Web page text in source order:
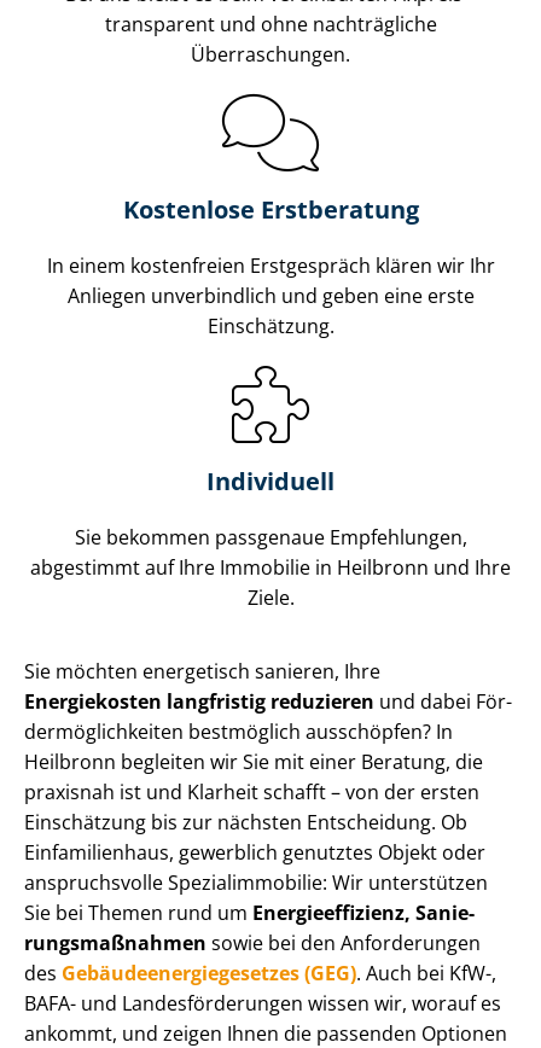
transparent und ohne nachträgliche
Überraschungen.
Kostenlose Erstberatung
In einem kostenfreien Erstgespräch klären wir Ihr
Anliegen unverbindlich und geben eine erste
Einschätzung.
Individuell
Sie bekommen passgenaue Empfehlungen,
abgestimmt auf Ihre Immobilie in Heilbronn und Ihre
Ziele.
Sie möchten energetisch sanieren, Ihre
Energiekosten langfristig reduzieren und dabei För­
der­mög­lich­kei­ten bestmöglich ausschöpfen? In
Heilbronn begleiten wir Sie mit einer Beratung, die
praxisnah ist und Klarheit schafft – von der ersten
Einschätzung bis zur nächsten Entscheidung. Ob
Einfamilienhaus, gewerblich genutztes Objekt oder
anspruchsvolle Spe­zi­al­im­mo­bi­lie: Wir unterstützen
Sie bei Themen rund um En­er­gie­ef­fi­zi­enz, Sa­nie­
rungs­maß­nah­men sowie bei den Anforderungen
des Ge­bäu­de­en­er­gie­ge­set­zes (GEG). Auch bei KfW-,
BAFA- und Lan­des­för­de­run­gen wissen wir, worauf es
ankommt, und zeigen Ihnen die passenden Optionen